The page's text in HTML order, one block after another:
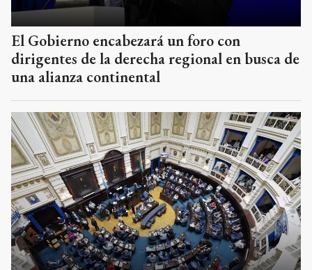
El Gobierno encabezará un foro con
dirigentes de la derecha regional en busca de
una alianza continental